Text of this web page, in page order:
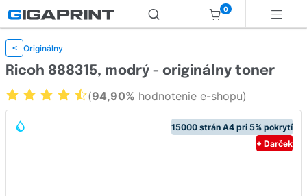
0
< Originálny
15000 strán A4 pri 5% pokrytí
+ Darček
Ricoh 888315, modrý - originálny toner
(94,90% hodnotenie e-shopu)